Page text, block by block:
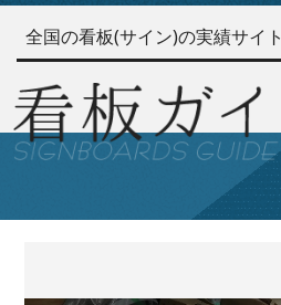
全国の看板(サイン)の実績サイト